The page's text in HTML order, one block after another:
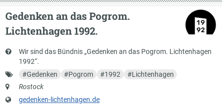
Gedenken an das Pogrom.
Lichtenhagen 1992.
Kurzbeschreibung
Wir sind das Bündnis „Gedenken an das Pogrom. Lichtenhagen
1992“.
Schlagworte
#Gedenken #Pogrom #1992 #Lichtenhagen
Anschrift
Rostock
Website
gedenken-lichtenhagen.de